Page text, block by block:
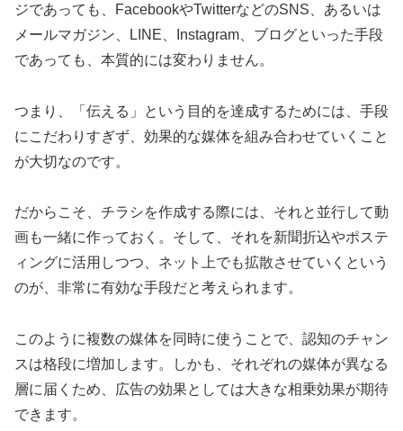
ジであっても、FacebookやTwitterなどのSNS、あるいは
メールマガジン、LINE、Instagram、ブログといった手段
であっても、本質的には変わりません。
つまり、「伝える」という目的を達成するためには、手段
にこだわりすぎず、効果的な媒体を組み合わせていくこと
が大切なのです。
だからこそ、チラシを作成する際には、それと並行して動
画も一緒に作っておく。そして、それを新聞折込やポステ
ィングに活用しつつ、ネット上でも拡散させていくという
のが、非常に有効な手段だと考えられます。
このように複数の媒体を同時に使うことで、認知のチャン
スは格段に増加します。しかも、それぞれの媒体が異なる
層に届くため、広告の効果としては大きな相乗効果が期待
できます。